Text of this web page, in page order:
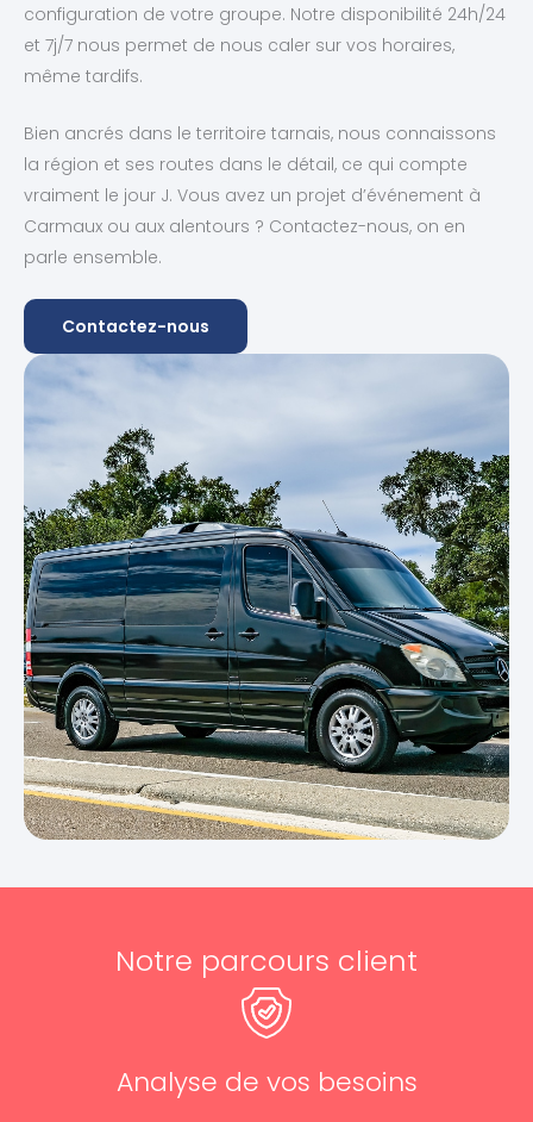
configuration de votre groupe. Notre disponibilité 24h/24
et 7j/7 nous permet de nous caler sur vos horaires,
même tardifs.
Bien ancrés dans le territoire tarnais, nous connaissons
la région et ses routes dans le détail, ce qui compte
vraiment le jour J. Vous avez un projet d’événement à
Carmaux ou aux alentours ? Contactez-nous, on en
parle ensemble.
Contactez-nous
Notre parcours client
Analyse de vos besoins